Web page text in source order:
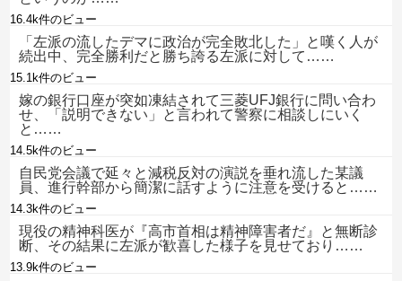
16.4k件のビュー
「左派の流したデマに政治が完全敗北した」と嘆く人が
続出中、完全勝利だと勝ち誇る左派に対して……
15.1k件のビュー
嫁の銀行口座が突如凍結されて三菱UFJ銀行に問い合わ
せ、「説明できない」と言われて警察に相談しにいく
と……
14.5k件のビュー
自民党会議で延々と減税反対の演説を垂れ流した某議
員、進行幹部から簡潔に話すように注意を受けると……
14.3k件のビュー
現役の精神科医が『高市首相は精神障害者だ』と無断診
断、その結果に左派が歓喜した様子を見せており……
13.9k件のビュー